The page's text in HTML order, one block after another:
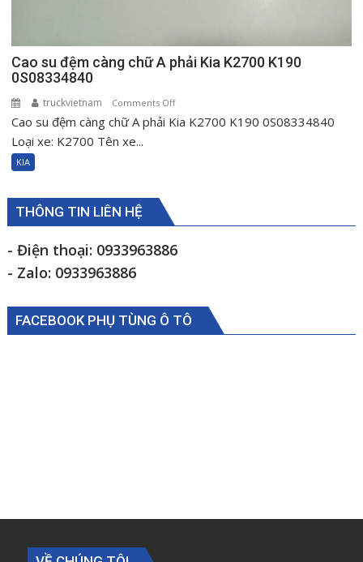
Cao su đệm càng chữ A phải Kia K2700 K190
0S08334840
truckvietnam Comments Offon
Cao
phải
Kia
Cao su đệm càng chữ A phải Kia K2700 K190 0S08334840
Loại xe: K2700 Tên xe...
KIA
THÔNG TIN LIÊN HỆ
- Điện thoại: 0933963886
- Zalo: 0933963886
FACEBOOK PHỤ TÙNG Ô TÔ